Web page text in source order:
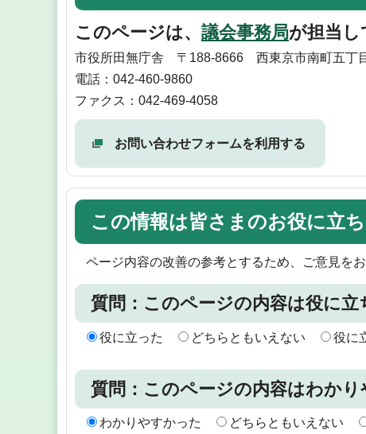
このページは、 議会事務局が担当し
市役所田無庁舎 〒188-8666 西東京市南町五丁
電話：042-460-9860
ファクス：042-469-4058
お問い合わせフォームを利用する
この情報は皆さまのお役に立
ページ内容の改善の参考とするため、ご意見をお
質問：このページの内容は役に立
役に立った どちらともいえない 役に
質問：このページの内容はわか
わかりやすかった どちらともいえない